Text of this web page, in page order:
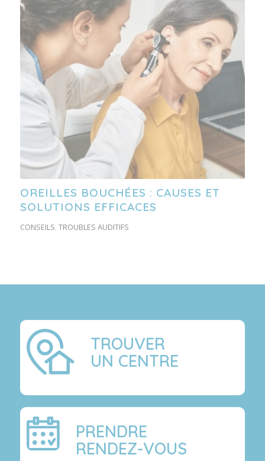
OREILLES BOUCHÉES : CAUSES ET
SOLUTIONS EFFICACES
CONSEILS, TROUBLES AUDITIFS
TROUVER
UN CENTRE
PRENDRE
RENDEZ-VOUS